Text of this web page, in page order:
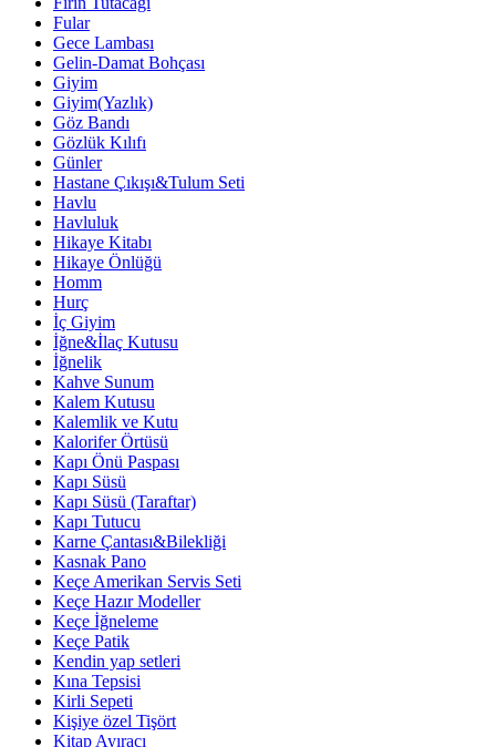
Fular
Gece Lambası
Gelin-Damat Bohçası
Giyim
Giyim(Yazlık)
Göz Bandı
Gözlük Kılıfı
Günler
Hastane Çıkışı&Tulum Seti
Havlu
Havluluk
Hikaye Kitabı
Hikaye Önlüğü
Homm
Hurç
İç Giyim
İğne&İlaç Kutusu
İğnelik
Kahve Sunum
Kalem Kutusu
Kalemlik ve Kutu
Kalorifer Örtüsü
Kapı Önü Paspası
Kapı Süsü
Kapı Süsü (Taraftar)
Kapı Tutucu
Karne Çantası&Bilekliği
Kasnak Pano
Keçe Amerikan Servis Seti
Keçe Hazır Modeller
Keçe İğneleme
Keçe Patik
Kendin yap setleri
Kına Tepsisi
Kirli Sepeti
Kişiye özel Tişört
Kitap Ayıracı